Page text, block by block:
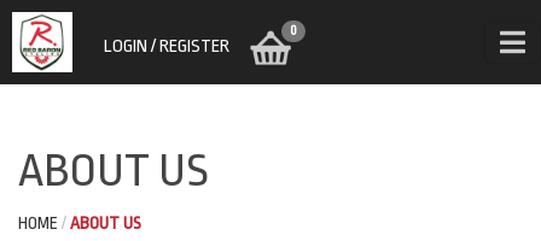
LOGIN / REGISTER
0
ABOUT US
HOME ABOUT US